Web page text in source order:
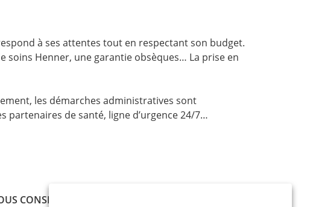
à ses attentes tout en respectant son budget.
soins Henner, une garantie obsèques… La prise en
les démarches administratives sont
partenaires de santé, ligne d’urgence 24/7…
CONSEILLER SELON VOTRE SITUATION ET VOS